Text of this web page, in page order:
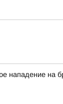
нападение на